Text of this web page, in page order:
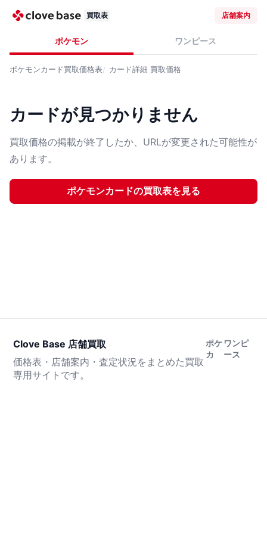
買取表 店舗案内
ポケモン ワンピース
ポケモンカード買取価格表 カード詳細 買取価格
カードが見つかりません
買取価格の掲載が終了したか、URLが変更された可能性が
あります。
ポケモンカードの買取表を見る
Clove Base 店舗買取
価格表・店舗案内・査定状況をまとめた買取
専用サイトです。
ポケ
カ
ワンピ
ース